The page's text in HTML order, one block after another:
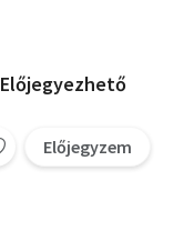
Előjegyezhető
Előjegyzem